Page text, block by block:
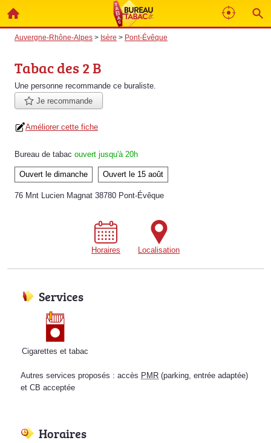
Auvergne-Rhône-Alpes > Isère > Pont-Évêque
Tabac des 2 B
Une personne recommande ce buraliste.
Je recommande
Améliorer cette fiche
Bureau de tabac ouvert jusqu'à 20h
Ouvert le dimanche Ouvert le 15 août
76 Mnt Lucien Magnat 38780 Pont-Évêque
Horaires Localisation
Services
Cigarettes et tabac
Autres services proposés : accès PMR (parking, entrée adaptée)
et CB acceptée
Horaires